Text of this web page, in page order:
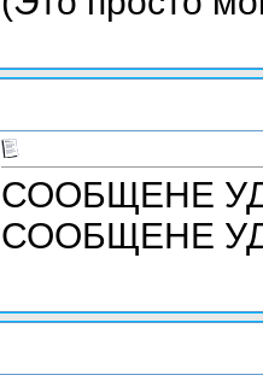
СООБЩЕНЕ
СООБЩЕНЕ